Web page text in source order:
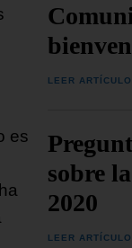
es
LEER
sobre
2020
LEER